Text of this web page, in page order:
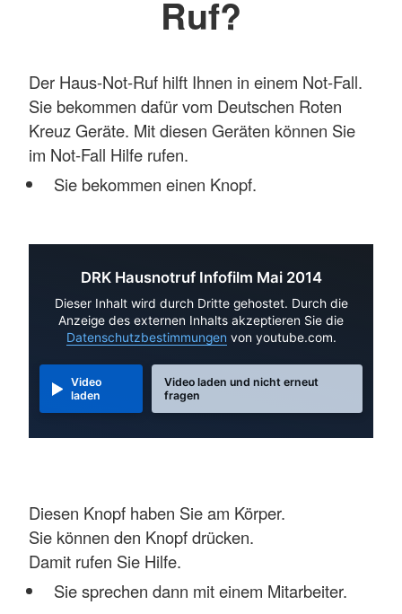
Ruf?
Der Haus-Not-Ruf hilft Ihnen in einem Not-Fall.
Sie bekommen dafür vom Deutschen Roten
Kreuz Geräte. Mit diesen Geräten können Sie
im Not-Fall Hilfe rufen.
Sie bekommen einen Knopf.
DRK Hausnotruf Infofilm Mai 2014
Dieser Inhalt wird durch Dritte gehostet. Durch die
Anzeige des externen Inhalts akzeptieren Sie die
Datenschutzbestimmungen von youtube.com.
Video
laden
Video laden und nicht erneut
fragen
Diesen Knopf haben Sie am Körper.
Sie können den Knopf drücken.
Damit rufen Sie Hilfe.
Sie sprechen dann mit einem Mitarbeiter.